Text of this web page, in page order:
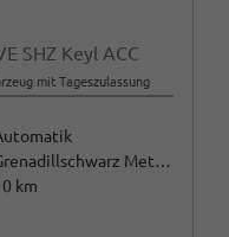
SHZ Keyl ACC
mit Tageszulassung
Grenadillschwarz Metallic
km